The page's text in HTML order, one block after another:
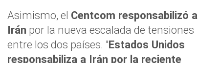
Asimismo, el Centcom responsabilizó a
Irán por la nueva escalada de tensiones
entre los dos países. "Estados Unidos
responsabiliza a Irán por la reciente